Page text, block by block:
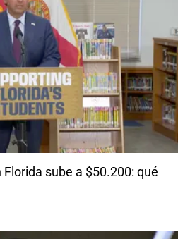
sube a $50.200: qué